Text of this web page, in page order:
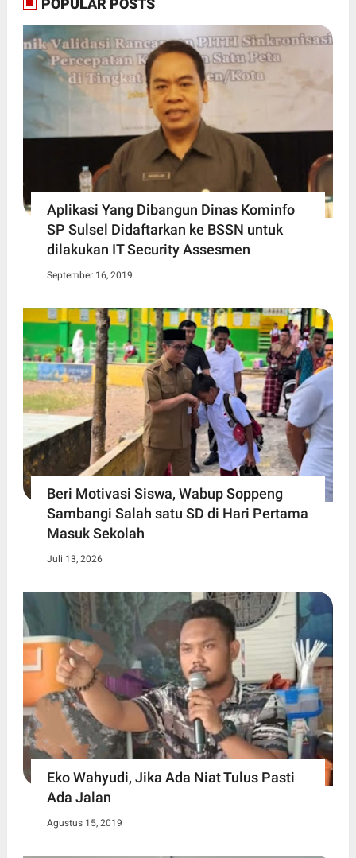
Aplikasi Yang Dibangun Dinas Kominfo
SP Sulsel Didaftarkan ke BSSN untuk
dilakukan IT Security Assesmen
September 16, 2019
Beri Motivasi Siswa, Wabup Soppeng
Sambangi Salah satu SD di Hari Pertama
Masuk Sekolah
Juli 13, 2026
Eko Wahyudi, Jika Ada Niat Tulus Pasti
Ada Jalan
Agustus 15, 2019